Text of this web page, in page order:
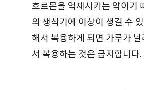
호르몬을 억제시키는 약이기
의 생식기에 이상이 생길 수
해서 복용하게 되면 가루가
서 복용하는 것은 금지합니다.